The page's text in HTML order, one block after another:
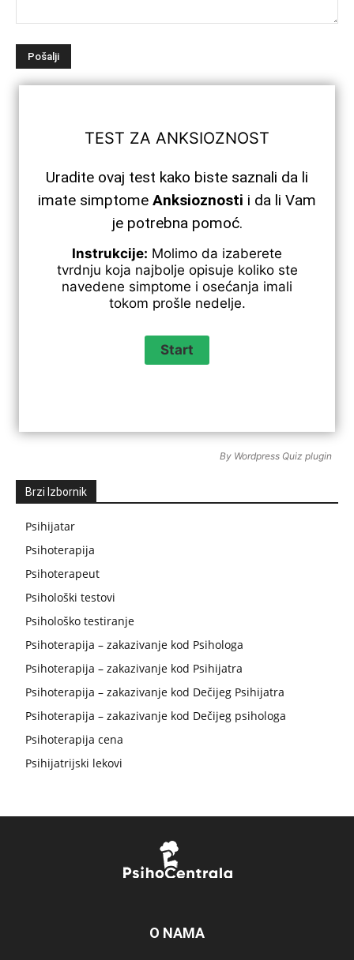
TEST ZA ANKSIOZNOST
Uradite ovaj test kako biste saznali da li
imate simptome Anksioznosti i da li Vam
je potrebna pomoć.
Instrukcije: Molimo da izaberete
tvrdnju koja najbolje opisuje koliko ste
navedene simptome i osećanja imali
tokom prošle nedelje.
By Wordpress Quiz plugin
Brzi Izbornik
Psihijatar
Psihoterapija
Psihoterapeut
Psihološki testovi
Psihološko testiranje
Psihoterapija – zakazivanje kod Psihologa
Psihoterapija – zakazivanje kod Psihijatra
Psihoterapija – zakazivanje kod Dečijeg Psihijatra
Psihoterapija – zakazivanje kod Dečijeg psihologa
Psihoterapija cena
Psihijatrijski lekovi
O NAMA